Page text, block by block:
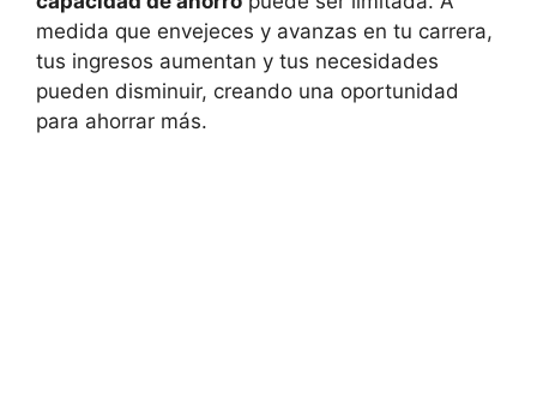
medida que envejeces y avanzas en tu carrera,
tus ingresos aumentan y tus necesidades
pueden disminuir, creando una oportunidad
para ahorrar más.